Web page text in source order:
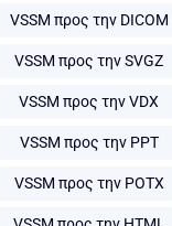
VSSM προς την DICOM
VSSM προς την SVGZ
VSSM προς την VDX
VSSM προς την PPT
VSSM προς την POTX